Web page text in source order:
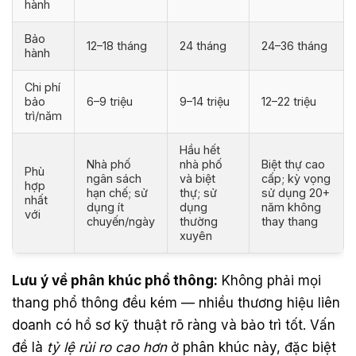
hành
Bảo
hành
12–18 tháng 24 tháng 24–36 tháng
Chi phí
bảo
trì/năm
6–9 triệu 9–14 triệu 12–22 triệu
Phù
hợp
nhất
với
Nhà phố
ngân sách
hạn chế; sử
dụng ít
chuyến/ngày
Hầu hết
nhà phố
và biệt
thự; sử
dụng
thường
xuyên
Biệt thự cao
cấp; kỳ vọng
sử dụng 20+
năm không
thay thang
Lưu ý về phân khúc phổ thông: Không phải mọi
thang phổ thông đều kém — nhiều thương hiệu liên
doanh có hồ sơ kỹ thuật rõ ràng và bảo trì tốt. Vấn
đề là tỷ lệ rủi ro cao hơnở phân khúc này, đặc biệt